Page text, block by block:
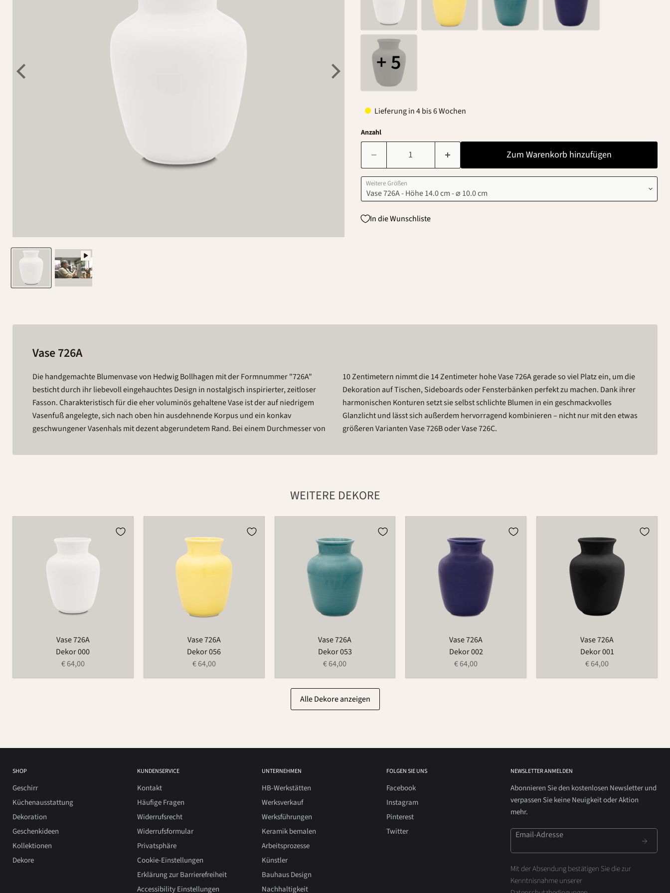
+ 5
Lieferung in 4 bis 6 Wochen
Anzahl
Zum Warenkorb hinzufügen
Weitere Größen
In die Wunschliste
Vase 726A
Die handgemachte Blumenvase von Hedwig Bollhagen mit der Formnummer "726A"
besticht durch ihr liebevoll eingehauchtes Design in nostalgisch inspirierter, zeitloser
Fasson. Charakteristisch für die eher voluminös gehaltene Vase ist der auf niedrigem
Vasenfuß angelegte, sich nach oben hin ausdehnende Korpus und ein konkav
geschwungener Vasenhals mit dezent abgerundetem Rand. Bei einem Durchmesser von
10 Zentimetern nimmt die 14 Zentimeter hohe Vase 726A gerade so viel Platz ein, um die
Dekoration auf Tischen, Sideboards oder Fensterbänken perfekt zu machen. Dank ihrer
harmonischen Konturen setzt sie selbst schlichte Blumen in ein geschmackvolles
Glanzlicht und lässt sich außerdem hervorragend kombinieren – nicht nur mit den etwas
größeren Varianten Vase 726B oder Vase 726C.
WEITERE DEKORE
Vase 726A
Dekor 000
€ 64,00
Vase 726A
Dekor 056
€ 64,00
Vase 726A
Dekor 053
€ 64,00
Vase 726A
Dekor 002
€ 64,00
Vase 726A
Dekor 001
€ 64,00
Alle Dekore anzeigen
SHOP
Geschirr
Küchenausstattung
Dekoration
Geschenkideen
Kollektionen
Dekore
KUNDENSERVICE
Kontakt
Häufige Fragen
Widerrufsrecht
Widerrufsformular
Privatsphäre
Cookie-Einstellungen
Erklärung zur Barrierefreiheit
Accessibility Einstellungen
UNTERNEHMEN
HB-Werkstätten
Werksverkauf
Werksführungen
Keramik bemalen
Arbeitsprozesse
Künstler
Bauhaus Design
Nachhaltigkeit
FOLGEN SIE UNS
Facebook
Instagram
Pinterest
Twitter
NEWSLETTER ANMELDEN
Abonnieren Sie den kostenlosen Newsletter und
verpassen Sie keine Neuigkeit oder Aktion
mehr.
Email-Adresse
Mit der Absendung bestätigen Sie die zur
Kenntnisnahme unserer